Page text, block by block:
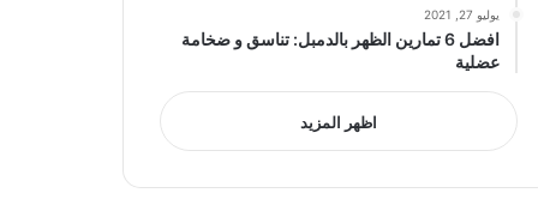
يوليو 27, 2021
افضل 6 تمارين الظهر بالدمبل: تناسق و ضخامة
عضلية
اظهر المزيد